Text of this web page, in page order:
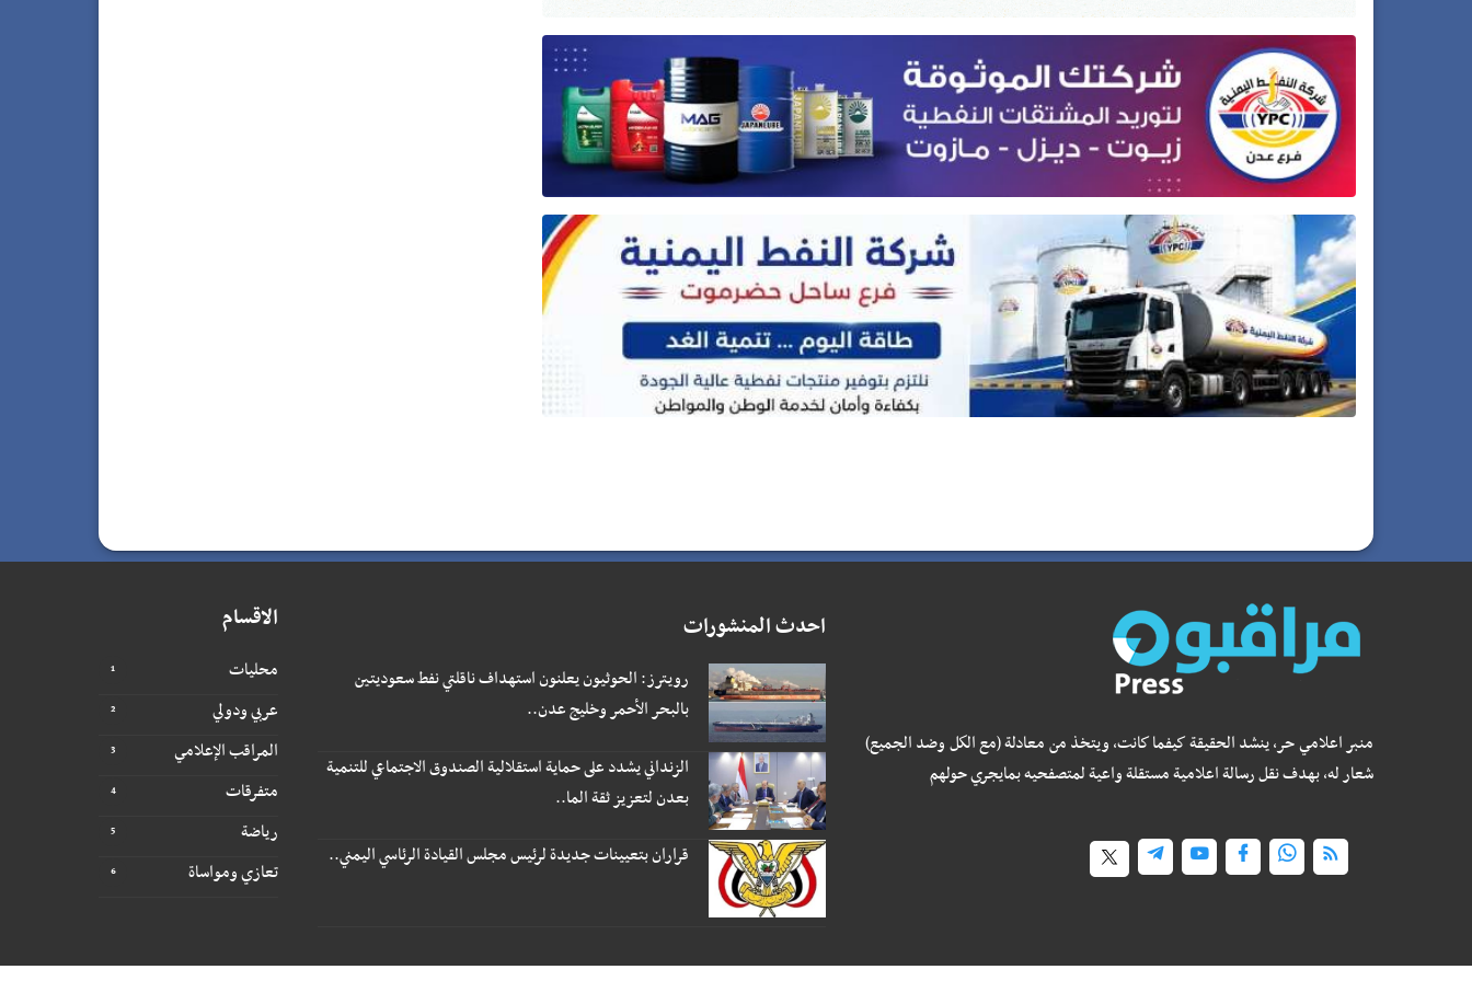
منبر اعلامي حر، ينشد الحقيقة كيفما كانت، ويتخذ من معادلة (مع الكل وضد الجميع)
شعار له، بهدف نقل رسالة اعلامية مستقلة واعية لمتصفحيه بمايجري حولهم
احدث المنشورات
رويترز: الحوثيون يعلنون استهداف ناقلتي نفط سعوديتين
بالبحر الأحمر وخليج عدن..
الزنداني يشدد على حماية استقلالية الصندوق الاجتماعي للتنمية
بعدن لتعزيز ثقة الما..
قراران بتعيينات جديدة لرئيس مجلس القيادة الرئاسي اليمني..
الاقسام
محليات
عربي ودولي
المراقب الإعلامي
متفرقات
رياضة
تعازي ومواساة